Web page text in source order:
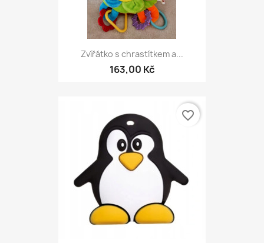
Zvířátko s chrastítkem a...
163,00 Kč
favorite_border